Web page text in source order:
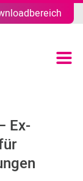
Ex-
DE